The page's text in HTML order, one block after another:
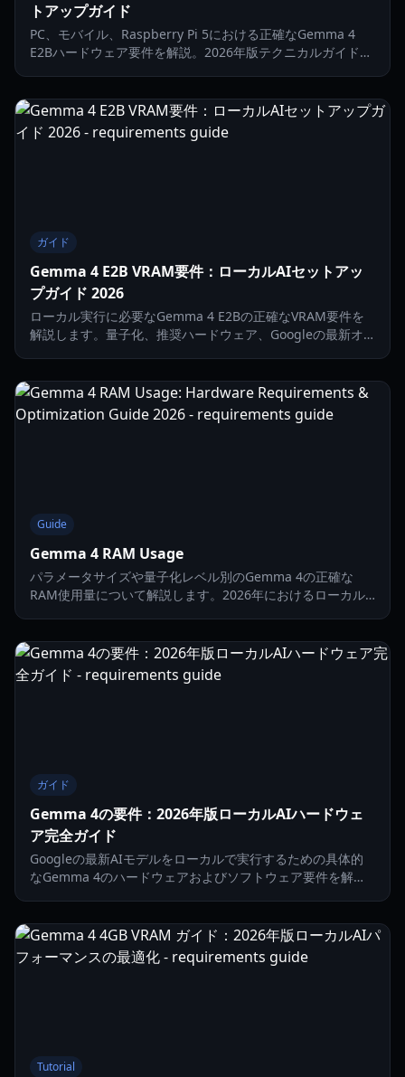
トアップガイド
PC、モバイル、Raspberry Pi 5における正確なGemma 4
E2Bハードウェア要件を解説。2026年版テクニカルガイドで
ガイド
Gemma 4 E2B VRAM要件：ローカルAIセットアッ
プガイド 2026
ローカル実行に必要なGemma 4 E2Bの正確なVRAM要件を
解説します。量子化、推奨ハードウェア、Googleの最新オ
Guide
Gemma 4 RAM Usage
パラメータサイズや量子化レベル別のGemma 4の正確な
RAM使用量について解説します。2026年におけるローカル
ガイド
Gemma 4の要件：2026年版ローカルAIハードウェ
ア完全ガイド
Googleの最新AIモデルをローカルで実行するための具体的
なGemma 4のハードウェアおよびソフトウェア要件を解
Tutorial